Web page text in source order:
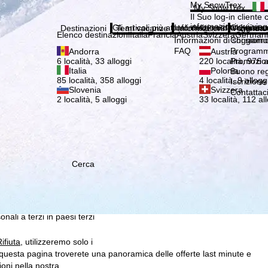
noi, TravelTrex
utilizzando le
consigli sui singoli
a terzi in paesi terzi
, utilizzeremo solo i
nella nostra
Iscrizione
My SnowTrex
My SnowTrex
Il Suo log-in cliente
informazioni sui
Si
Destinazioni
Elenco destinazioniItaliaFranciaAustriaSvizzera
Andorra
6 località, 33 alloggi
Austria
220 località, 976
Italia
85 località, 358 alloggi
Polonia
4 località, 9
Slovenia
2 località, 5 alloggi
Svizzera
33 località, 112
Temi vacanze
Gli articoli più attuali della nostra rivista
Informazioni
Informazioni di
Informazioni di
FAQ
Azienda
Chi siamo
Chi siamo
Buono
Contattaci
Cerca
pagina troverete una panoramica delle offerte last minute e